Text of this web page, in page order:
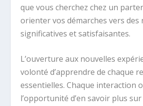
que vous cherchez chez un
orienter vos démarches vers des
significatives et satisfaisantes.
L’ouverture aux nouvelles
volonté d’apprendre de chaque
essentielles. Chaque interaction
l’opportunité d’en savoir plus